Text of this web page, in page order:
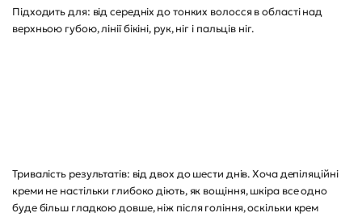
Підходить для: від середніх до тонких волосся в області над
верхньою губою, лінії бікіні, рук, ніг і пальців ніг.
Тривалість результатів: від двох до шести днів. Хоча депіляційні
креми не настільки глибоко діють, як вощіння, шкіра все одно
буде більш гладкою довше, ніж після гоління, оскільки крем